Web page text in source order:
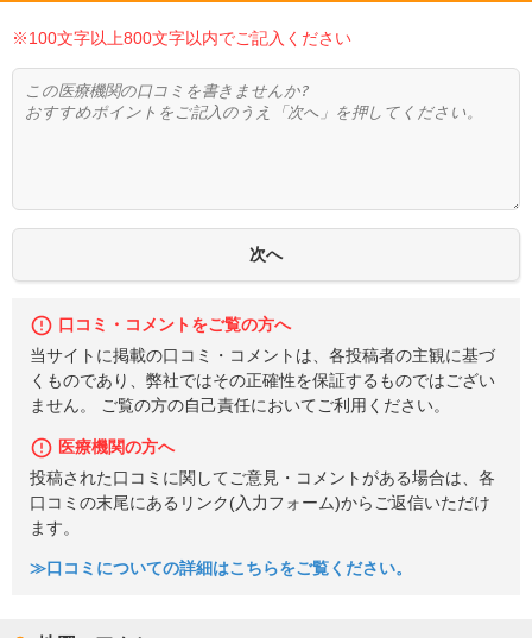
※100文字以上800文字以内でご記入ください
口コミ・コメントをご覧の方へ
当サイトに掲載の口コミ・コメントは、各投稿者の主観に基づ
くものであり、弊社ではその正確性を保証するものではござい
ません。 ご覧の方の自己責任においてご利用ください。
医療機関の方へ
投稿された口コミに関してご意見・コメントがある場合は、各
口コミの末尾にあるリンク(入力フォーム)からご返信いただけ
ます。
≫口コミについての詳細はこちらをご覧ください。